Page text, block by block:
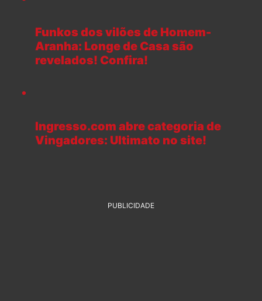
Funkos dos vilões de Homem-
Aranha: Longe de Casa são
revelados! Confira!
Ingresso.com abre categoria de
Vingadores: Ultimato no site!
PUBLICIDADE